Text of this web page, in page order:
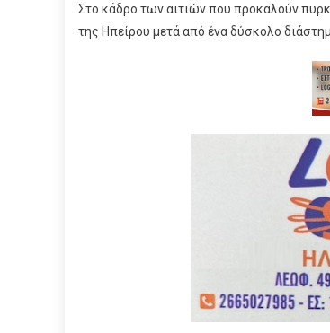
Στο κάδρο των αιτιών που προκαλούν
της Ηπείρου μετά από ένα δύσκολο